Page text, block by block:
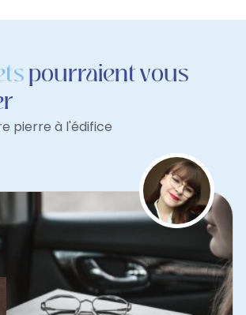
pourraient vous
pierre à l'édifice